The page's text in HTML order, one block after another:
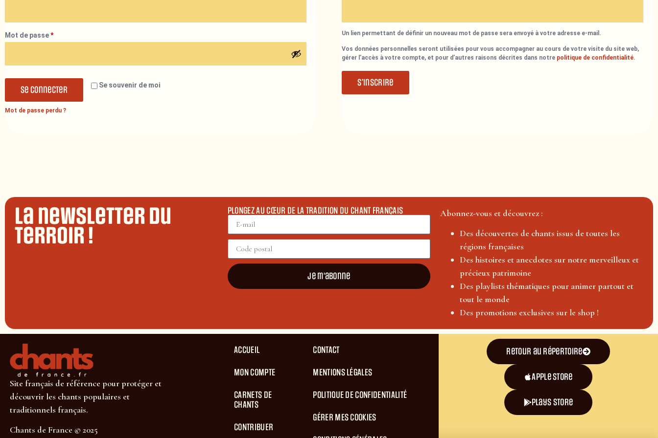
Mot de passe*
Se souvenir de moi
Se connecter
Mot de passe perdu ?
Un lien permettant de définir un nouveau mot de passe sera envoyé à votre adresse e-mail.
Vos données personnelles seront utilisées pour vous accompagner au cours de votre visite du site web,
gérer l’accès à votre compte, et pour d’autres raisons décrites dans notre politique de confidentialité.
S’inscrire
La newsletter du
terroir !
PLONGEZ AU CŒUR DE LA TRADITION DU CHANT FRANÇAIS
Je m'abonne
Abonnez-vous et découvrez :
Des découvertes de chants issus de toutes les
régions françaises
Des histoires et anecdotes sur notre merveilleux et
précieux patrimoine
Des playlists thématiques pour animer partout et
tout le monde
Des promotions exclusives sur le shop !
Site français de référence pour protéger et
découvrir les chants populaires et
traditionnels français.
Chants de France © 2025
ACCUEIL
MON COMPTE
CARNETS DE
CHANTS
CONTRIBUER
CONTACT
MENTIONS LÉGALES
POLITIQUE DE CONFIDENTIALITÉ
GÉRER MES COOKIES
Retour au répertoire
Apple Store
plays store